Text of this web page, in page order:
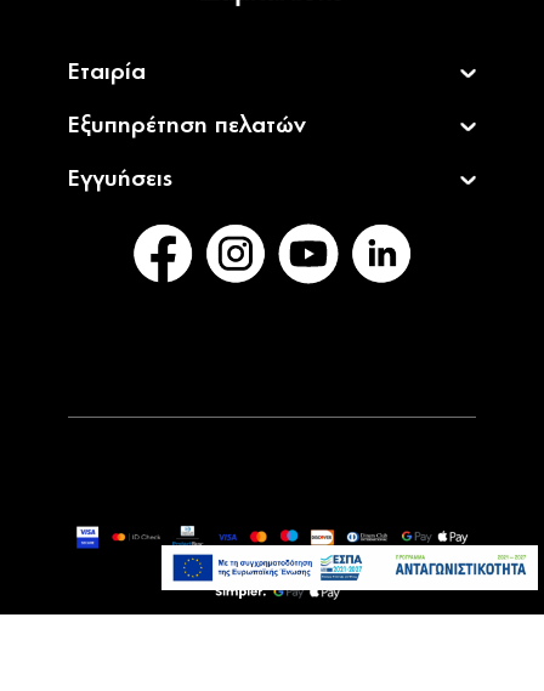
Εταιρία
Εξυπηρέτηση πελατών
Εγγυήσεις